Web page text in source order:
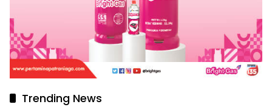
Trending News